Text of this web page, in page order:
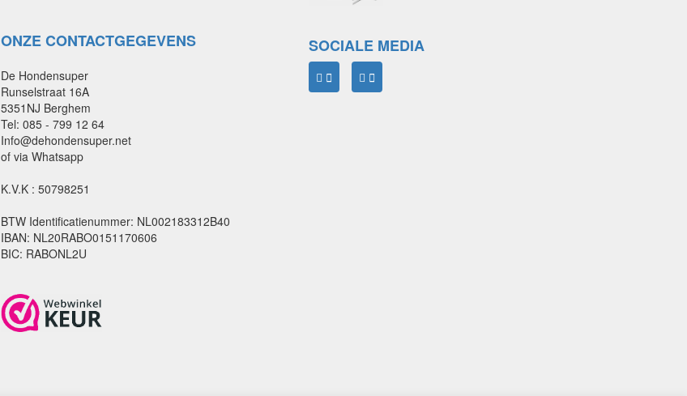
ONZE CONTACTGEGEVENS
De Hondensuper
Runselstraat 16A
5351NJ Berghem
Tel: 085 - 799 12 64
Info@dehondensuper.net
of via Whatsapp
K.V.K : 50798251
BTW Identificatienummer: NL002183312B40
IBAN: NL20RABO0151170606
BIC: RABONL2U
SOCIALE MEDIA